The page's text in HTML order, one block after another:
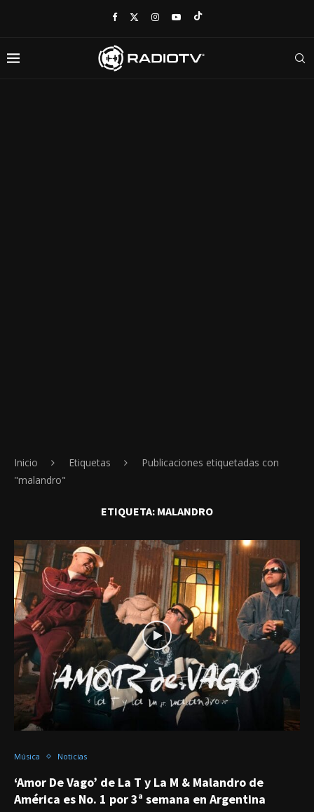
Inicio Etiquetas
Publicaciones etiquetadas con
"malandro"
ETIQUETA: MALANDRO
Música Noticias
‘Amor De Vago’ de La T y La M & Malandro de
América es No. 1 por 3ª semana en Argentina